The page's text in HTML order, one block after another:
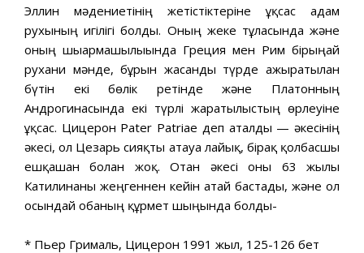
Эллин мәдениетінің жетістіктеріне ұқсас адам
рухының игілігі болды. Оның жеке тұлғасында және
оның шығармашылығында Греция мен Рим бірыңғай
рухани мәнде, бұрын жасанды түрде ажыратылған
бүтін екі бөлік ретінде және Платонның
Андрогинасында екі түрлі жаратылыстың өрлеуіне
ұқсас. Цицерон Pater Patriae деп аталды — әкесінің
әкесі, ол Цезарь сияқты атауға лайық, бірақ қолбасшы
ешқашан болған жоқ. Отан әкесі оны 63 жылы
Катилинаны жеңгеннен кейін атай бастады, және ол
осындай обаның құрмет шыңында болды-
* Пьер Грималь, Цицерон 1991 жыл, 125-126 бет